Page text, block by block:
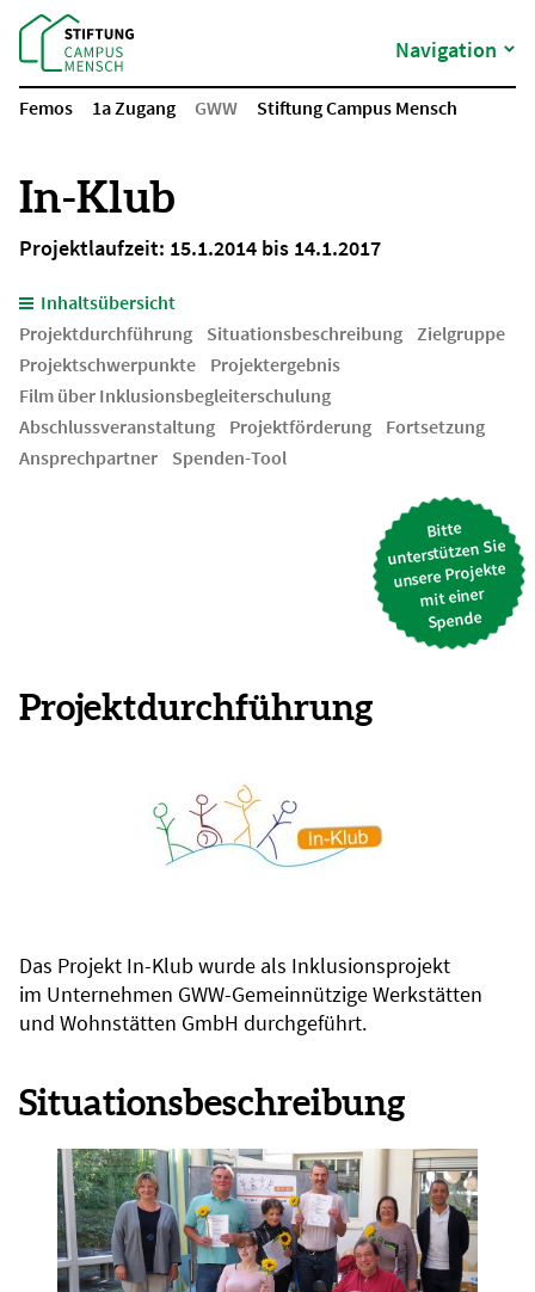
Navigation
Femos 1a Zugang GWW Stiftung Campus Mensch
In-Klub
Projektlaufzeit: 15.1.2014 bis 14.1.2017
Inhaltsübersicht
Projektdurchführung
Situationsbeschreibung Zielgruppe
Projektschwerpunkte
Projektergebnis
Film über Inklusionsbegleiterschulung
Abschlussveranstaltung
Projektförderung
Fortsetzung
Ansprechpartner
Spenden-Tool
Bitte
unterstützen Sie
unsere Projekte
mit einer
Spende
Projektdurchführung
Das Projekt In-Klub wurde als Inklusionsprojekt
im Unternehmen GWW-Gemeinnützige Werkstätten
und Wohnstätten GmbH durchgeführt.
Situationsbeschreibung